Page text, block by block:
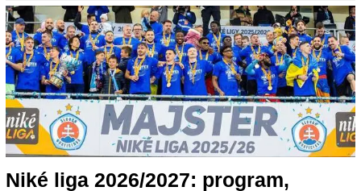
Niké liga 2026/2027: program,